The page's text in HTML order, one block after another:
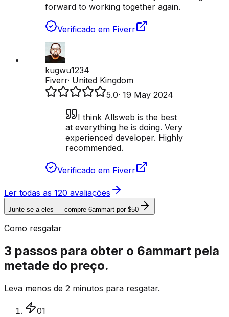
forward to working together again.
Verificado em Fiverr
kugwu1234
Fiverr· United Kingdom
5.0· 19 May 2024
I think Allsweb is the best
at everything he is doing. Very
experienced developer. Highly
recommended.
Verificado em Fiverr
Ler todas as 120 avaliações
Junte-se a eles — compre 6ammart por $50
Como resgatar
3 passos para obter o 6ammart pela
metade do preço.
Leva menos de 2 minutos para resgatar.
01